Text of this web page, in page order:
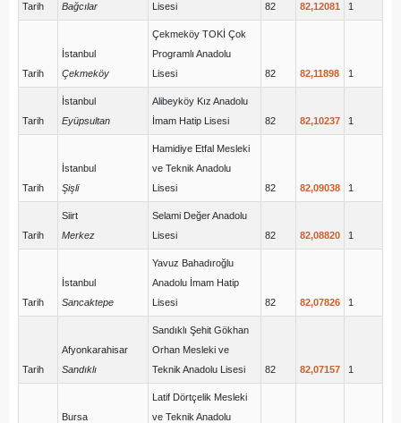
Tarih
Bağcılar
Lisesi
82 82,12081 1
Tarih
İstanbul
Çekmeköy
Çekmeköy TOKİ Çok
Programlı Anadolu
Lisesi
82 82,11898 1
Tarih
İstanbul
Eyüpsultan
Alibeyköy Kız Anadolu
İmam Hatip Lisesi
82 82,10237 1
Tarih
İstanbul
Şişli
Hamidiye Etfal Mesleki
ve Teknik Anadolu
Lisesi
82 82,09038 1
Tarih
Siirt
Merkez
Selami Değer Anadolu
Lisesi
82 82,08820 1
Tarih
İstanbul
Sancaktepe
Yavuz Bahadıroğlu
Anadolu İmam Hatip
Lisesi
82 82,07826 1
Tarih
Afyonkarahisar
Sandıklı
Sandıklı Şehit Gökhan
Orhan Mesleki ve
Teknik Anadolu Lisesi
82 82,07157 1
Bursa
Latif Dörtçelik Mesleki
ve Teknik Anadolu